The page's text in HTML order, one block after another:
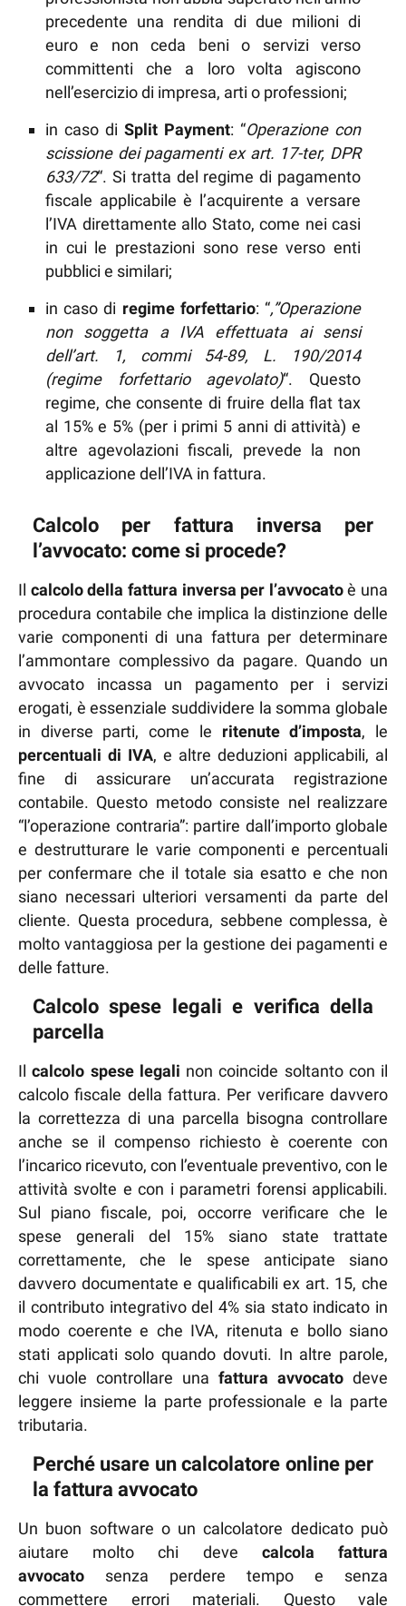
precedente una rendita di due milioni di
euro e non ceda beni o servizi verso
committenti che a loro volta agiscono
nell’esercizio di impresa, arti o professioni;
in caso di Split Payment: “Operazione con
scissione dei pagamenti ex art. 17-ter, DPR
633/72“. Si tratta del regime di pagamento
fiscale applicabile è l’acquirente a versare
l’IVA direttamente allo Stato, come nei casi
in cui le prestazioni sono rese verso enti
pubblici e similari;
in caso di regime forfettario: “,”Operazione
non soggetta a IVA effettuata ai sensi
dell’art. 1, commi 54-89, L. 190/2014
(regime forfettario agevolato)“. Questo
regime, che consente di fruire della flat tax
al 15% e 5% (per i primi 5 anni di attività) e
altre agevolazioni fiscali, prevede la non
applicazione dell’IVA in fattura.
Calcolo per fattura inversa per
l’avvocato: come si procede?
Il calcolo della fattura inversa per l’avvocatoè una
procedura contabile che implica la distinzione delle
varie componenti di una fattura per determinare
l’ammontare complessivo da pagare. Quando un
avvocato incassa un pagamento per i servizi
erogati, è essenziale suddividere la somma globale
in diverse parti, come le ritenute d’imposta, le
percentuali di IVA, e altre deduzioni applicabili, al
fine di assicurare un’accurata registrazione
contabile. Questo metodo consiste nel realizzare
“l’operazione contraria”: partire dall’importo globale
e destrutturare le varie componenti e percentuali
per confermare che il totale sia esatto e che non
siano necessari ulteriori versamenti da parte del
cliente. Questa procedura, sebbene complessa, è
molto vantaggiosa per la gestione dei pagamenti e
delle fatture.
Calcolo spese legali e verifica della
parcella
Ilcalcolo spese legali non coincide soltanto con il
calcolo fiscale della fattura. Per verificare davvero
la correttezza di una parcella bisogna controllare
anche se il compenso richiesto è coerente con
l’incarico ricevuto, con l’eventuale preventivo, con le
attività svolte e con i parametri forensi applicabili.
Sul piano fiscale, poi, occorre verificare che le
spese generali del 15% siano state trattate
correttamente, che le spese anticipate siano
davvero documentate e qualificabili ex art. 15, che
il contributo integrativo del 4% sia stato indicato in
modo coerente e che IVA, ritenuta e bollo siano
stati applicati solo quando dovuti. In altre parole,
chi vuole controllare una fattura avvocato deve
leggere insieme la parte professionale e la parte
tributaria.
Perché usare un calcolatore online per
la fattura avvocato
Un buon software o un calcolatore dedicato può
aiutare molto chi deve calcola fattura
avvocato senza perdere tempo e senza
commettere errori materiali. Questo vale